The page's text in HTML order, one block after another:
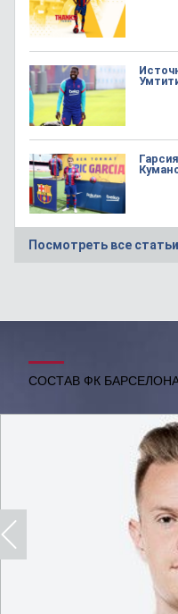
Посмотреть все статьи
СОСТАВ ФК БАРСЕЛОНА